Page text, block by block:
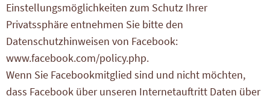
Einstellungsmöglichkeiten zum Schutz Ihrer
Privatssphäre entnehmen Sie bitte den
Datenschutzhinweisen von Facebook:
www.facebook.com/policy.php.
Wenn Sie Facebookmitglied sind und nicht möchten,
dass Facebook über unseren Internetauftritt Daten über